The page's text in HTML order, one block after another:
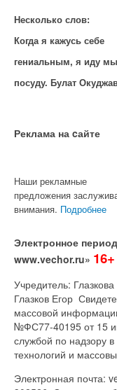
Несколько слов:
Когда я кажусь себе
гениальным, я иду
посуду. Булат
Реклама на cайте
Наши рекламные
предложения
внимания. Подробнее
Электронное
www.vechor.ru» 16+
Учредитель:
Глазков Егор
массовой
№ФС77-40195 от 15
службой по надзору
технологий и
Электронная почта: